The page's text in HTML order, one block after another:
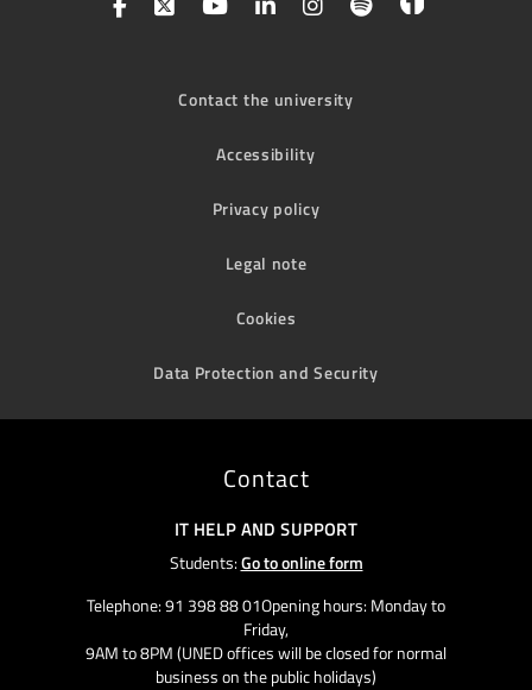
Contact the university
Accessibility
Privacy policy
Legal note
Cookies
Data Protection and Security
Contact
IT HELP AND SUPPORT
Students:Go to online form
Telephone: 91 398 88 01Opening hours: Monday to
Friday,
9AM to 8PM (UNED offices will be closed for normal
business on the public holidays)